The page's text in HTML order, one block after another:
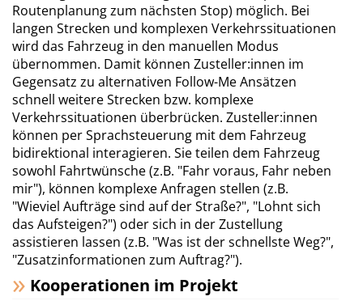
Routenplanung zum nächsten Stop) möglich. Bei
langen Strecken und komplexen Verkehrssituationen
wird das Fahrzeug in den manuellen Modus
übernommen. Damit können Zusteller:innen im
Gegensatz zu alternativen Follow-Me Ansätzen
schnell weitere Strecken bzw. komplexe
Verkehrssituationen überbrücken. Zusteller:innen
können per Sprachsteuerung mit dem Fahrzeug
bidirektional interagieren. Sie teilen dem Fahrzeug
sowohl Fahrtwünsche (z.B. "Fahr voraus, Fahr neben
mir"), können komplexe Anfragen stellen (z.B.
"Wieviel Aufträge sind auf der Straße?", "Lohnt sich
das Aufsteigen?") oder sich in der Zustellung
assistieren lassen (z.B. "Was ist der schnellste Weg?",
"Zusatzinformationen zum Auftrag?").
Kooperationen im Projekt